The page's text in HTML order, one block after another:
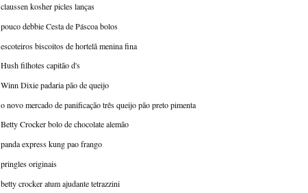
claussen kosher picles lanças
pouco debbie Cesta de Páscoa bolos
escoteiros biscoitos de hortelã menina fina
Hush filhotes capitão d's
Winn Dixie padaria pão de queijo
o novo mercado de panificação três queijo pão preto pimenta
Betty Crocker bolo de chocolate alemão
panda express kung pao frango
pringles originais
betty crocker atum ajudante tetrazzini